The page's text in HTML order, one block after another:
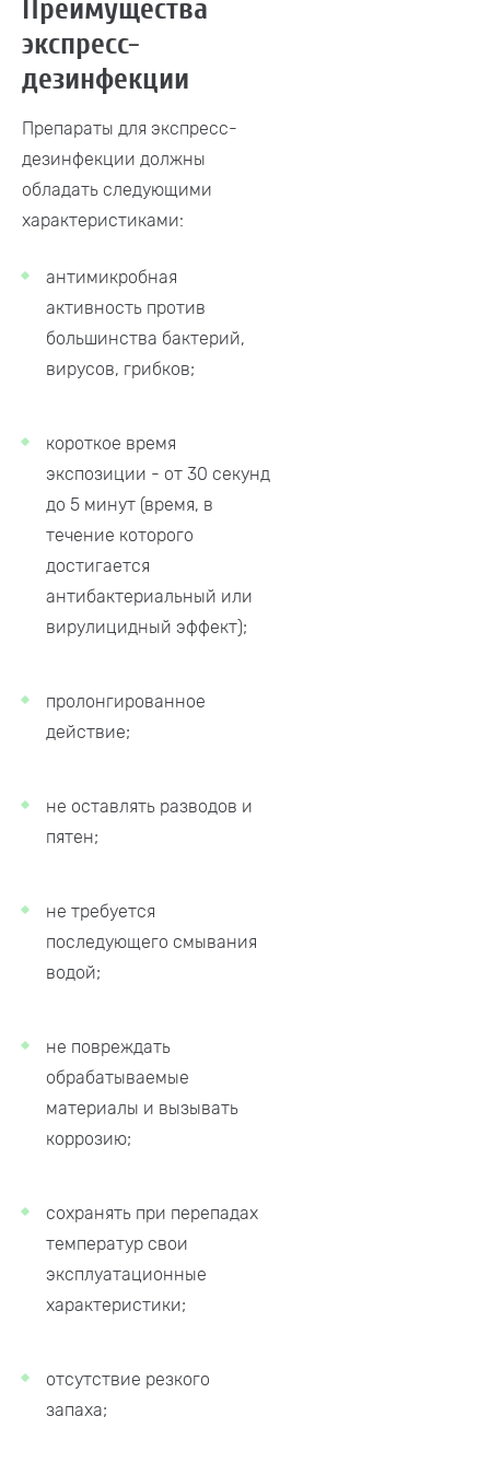
Преимущества
экспресс-
дезинфекции
Препараты для экспресс-
дезинфекции должны
обладать следующими
характеристиками:
антимикробная
активность против
большинства бактерий,
вирусов, грибков;
короткое время
экспозиции - от 30 секунд
до 5 минут (время, в
течение которого
достигается
антибактериальный или
вирулицидный эффект);
пролонгированное
действие;
не оставлять разводов и
пятен;
не требуется
последующего смывания
водой;
не повреждать
обрабатываемые
материалы и вызывать
коррозию;
сохранять при перепадах
температур свои
эксплуатационные
характеристики;
отсутствие резкого
запаха;